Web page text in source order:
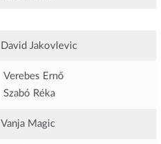
David Jakovlevic
Verebes Ernő
Szabó Réka
Vanja Magic